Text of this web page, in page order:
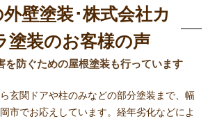
を防ぐための屋根塗装も行っています
壁塗装･株式会社カ
塗装のお客様の声
玄関ドアや柱のみなどの部分塗装まで、幅
市でお応えしています。経年劣化などによ